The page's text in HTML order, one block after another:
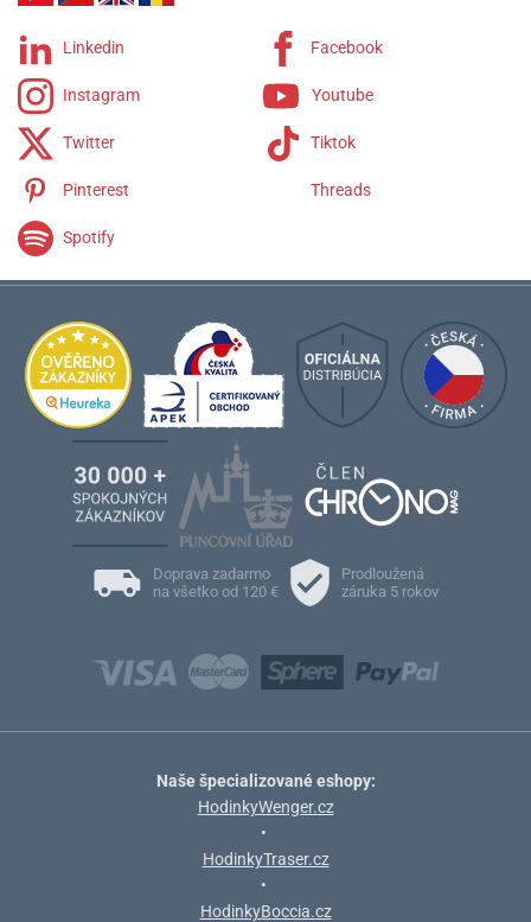
Linkedin Facebook
Instagram Youtube
Twitter Tiktok
Pinterest Threads
Spotify
Doprava zadarmo
na všetko od 120 €
Prodloužená
záruka 5 rokov
Naše špecializované eshopy:
HodinkyWenger.cz
•
HodinkyTraser.cz
•
HodinkyBoccia.cz